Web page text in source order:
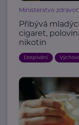
Ministerstvo
Přibývá
cigaret,
nikotin
Dospívání